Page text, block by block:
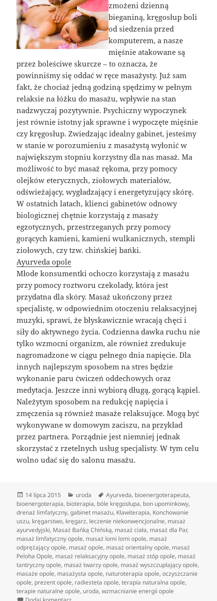
zmożeni dzienną
bieganiną, kręgosłup boli
od siedzenia przed
komputerem, a nasze
mięśnie atakowane są
przez boleściwe skurcze – to oznacza, że
powinniśmy się oddać w ręce masażysty. Już sam
fakt, że chociaż jedną godziną spędzimy w pełnym
relaksie na łóżku do masażu, wpływie na stan
nadzwyczaj pozytywnie. Psychiczny wypoczynek
jest równie istotny jak sprawne i wypoczęte mięśnie
czy kręgosłup. Zwiedzając idealny gabinet, jesteśmy
w stanie w porozumieniu z masażystą wyłonić w
największym stopniu korzystny dla nas masaż. Ma
możliwość to być masaż rękoma, przy pomocy
olejków eterycznych, ziołowych materiałów,
odświeżający, wygładzający i energetyzujący skórę.
W ostatnich latach, klienci gabinetów odnowy
biologicznej chętnie korzystają z masaży
egzotycznych, przestrzeganych przy pomocy
gorących kamieni, kamieni wulkanicznych, stempli
ziołowych, czy tzw. chińskiej bańki.
Ayurveda opole
Młode konsumentki ochoczo korzystają z masażu
przy pomocy roztworu czekolady, która jest
przydatna dla skóry. Masaż ukończony przez
specjalistę, w odpowiednim otoczeniu relaksacyjnej
muzyki, sprawi, że błyskawicznie wracają chęci i
siły do aktywnego życia. Codzienna dawka ruchu nie
tylko wzmocni organizm, ale również zredukuje
nagromadzone w ciągu pełnego dnia napięcie. Dla
innych najlepszym sposobem na stres będzie
wykonanie paru ćwiczeń oddechowych oraz
medytacja. Jeszcze inni wybiorą długą, gorącą kąpiel.
Należytym sposobem na redukcję napięcia i
zmęczenia są również masaże relaksujące. Mogą być
wykonywane w domowym zaciszu, na przykład
przez partnera. Porządnie jest niemniej jednak
skorzystać z rzetelnych usług specjalisty. W tym celu
wolno udać się do salonu masażu.
Data
publikacji
14 lipca 2015 Kategorie
uroda Tagi
Ayurveda, bioenergoterapeuta,
bioenergoterapia, bioterapia, bóle kręgosłupa, bon upominkowy,
drenaż limfatyczny,gabinet masażu, Klawiterapia, Konchowanie
uszu, kręgarstwo, kręgarz, leczenie niekonwencjonalne, masaż
ayurvedyjski, Masaż Bańką Chińską, masaż ciała, masaż dla Par,
masaż limfatyczny opole, masaż lomi lomi opole, masaż
odprężający opole, masaż opole, masaż orientalny opole, masaż
Peloha Opole, masaż relaksacyjny opole, masaż stóp opole, masaż
tantryczny opole, masaż twarzy opole, masaż wyszczuplający opole,
masaże opole, masażysta opole, naturoterapia opole,oczyszczanie
opole, prezent opole, radiesteta opole,terapia naturalna opole,
terapie naturalne opole, uroda,wzmacnianie energii opole